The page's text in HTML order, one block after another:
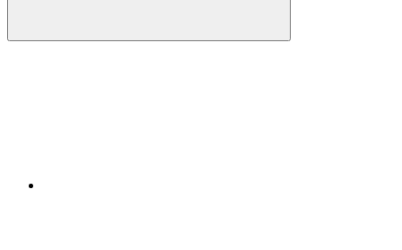
Compartilhar